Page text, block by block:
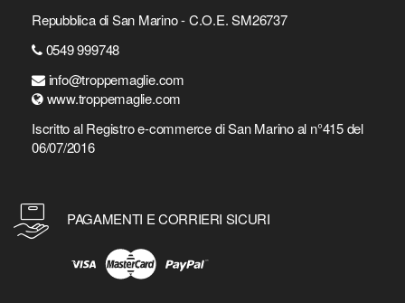
Repubblica di San Marino - C.O.E. SM26737
0549 999748
info@troppemaglie.com
www.troppemaglie.com
Iscritto al Registro e-commerce di San Marino al n°415 del
06/07/2016
PAGAMENTI E CORRIERI SICURI